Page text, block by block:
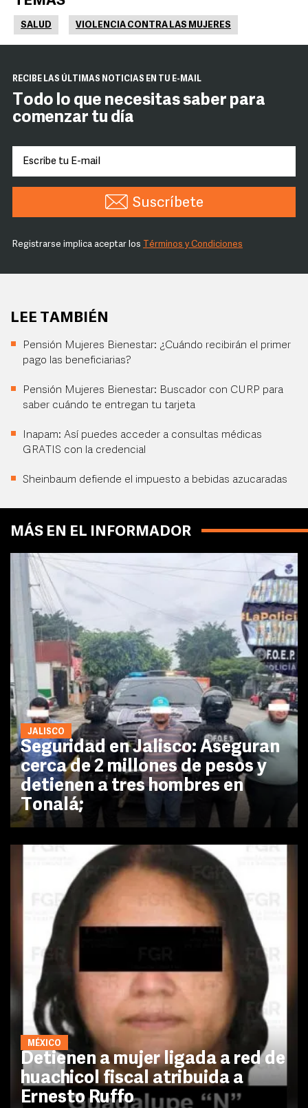
SALUD VIOLENCIA CONTRA LAS MUJERES
RECIBE LAS ÚLTIMAS NOTICIAS EN TU E-MAIL
Todo lo que necesitas saber para
comenzar tu día
Suscríbete
Registrarse implica aceptar los Términos y Condiciones
LEE TAMBIÉN
Pensión Mujeres Bienestar: ¿Cuándo recibirán el primer
pago las beneficiarias?
Pensión Mujeres Bienestar: Buscador con CURP para
saber cuándo te entregan tu tarjeta
Inapam: Así puedes acceder a consultas médicas
GRATIS con la credencial
Sheinbaum defiende el impuesto a bebidas azucaradas
MÁS EN EL INFORMADOR
JALISCO
Seguridad en Jalisco: Aseguran
cerca de 2 millones de pesos y
detienen a tres hombres en
Tonalá;
MÉXICO
Detienen a mujer ligada a red de
huachicol fiscal atribuida a
Ernesto Ruffo